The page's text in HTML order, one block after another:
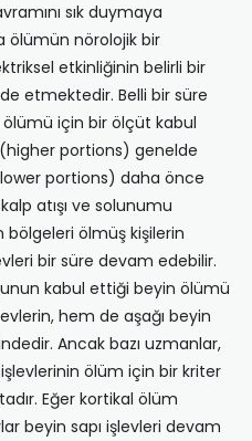
sık duymaya
ölümün nörolojik bir
etkin­liğinin belirli bir
etmektedir. Belli bir süre
ölümü için bir ölçüt kabul
(higher portions) genelde
portions) daha önce
atışı ve solunumu
bölgeleri ölmüş kişilerin
bir süre devam edebilir.
kabul ettiği beyin ölümü
hem de aşağı beyin
Ancak bazı uzmanlar,
ölüm için bir kriter
Eğer kortikal ölüm
beyin sapı işlevleri devam